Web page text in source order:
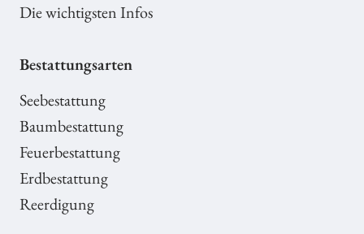
Die wichtigsten Infos
Bestattungsarten
Seebestattung
Baumbestattung
Feuerbestattung
Erdbestattung
Reerdigung